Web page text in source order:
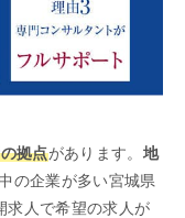
拠点があります。 地
の企業が多い宮城県
求人で希望の求人が